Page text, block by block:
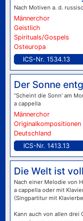
Nach Motiven a. d.
Männerchor
Geistlich
Spirituals/Gospels
Osteuropa
ICS-Nr. 1534.13
Der Sonne
“Scheint die Sonn’ am
a cappella
Männerchor
Originalkompositionen
Deutschland
ICS-Nr. 1413.13
Die Welt ist
Nach einer Melodie von
a cappella oder mit
(Singpartitur mit
Kann auch von allen drei